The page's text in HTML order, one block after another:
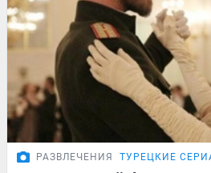
РАЗВЛЕЧЕНИЯ ТУРЕЦКИЕ